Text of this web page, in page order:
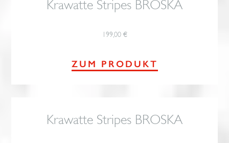
Krawatte Stripes BROSKA
199,00 €
ZUM PRODUKT
Krawatte Stripes BROSKA